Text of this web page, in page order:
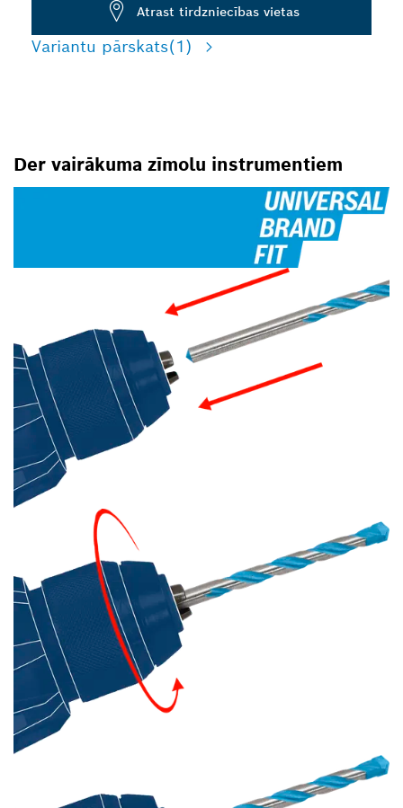
Atrast tirdzniecības vietas
Variantu pārskats(1)
Der vairākuma zīmolu instrumentiem